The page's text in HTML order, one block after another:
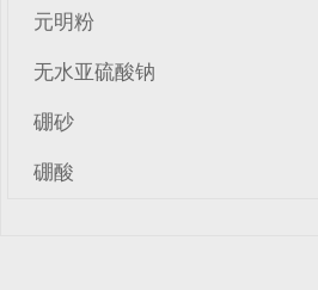
元明粉
无水亚硫酸钠
硼砂
硼酸